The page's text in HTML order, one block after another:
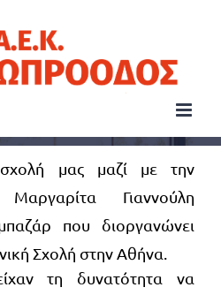
μας μαζί με την
Γιαννούλη
που διοργανώνει
Σχολή στην Αθήνα.
τη δυνατότητα να